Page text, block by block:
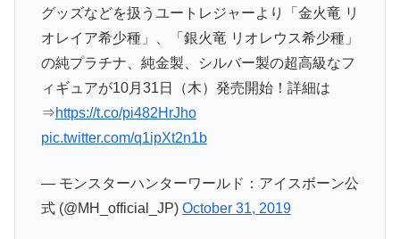
グッズなどを扱うユートレジャーより「金火竜 リ
オレイア希少種」、「銀火竜 リオレウス希少種」
の純プラチナ、純金製、シルバー製の超高級なフ
ィギュアが10月31日（木）発売開始！詳細は
⇒https://t.co/pi482HrJho
pic.twitter.com/q1ipXt2n1b
— モンスターハンターワールド：アイスボーン公
式 (@MH_official_JP) October 31, 2019